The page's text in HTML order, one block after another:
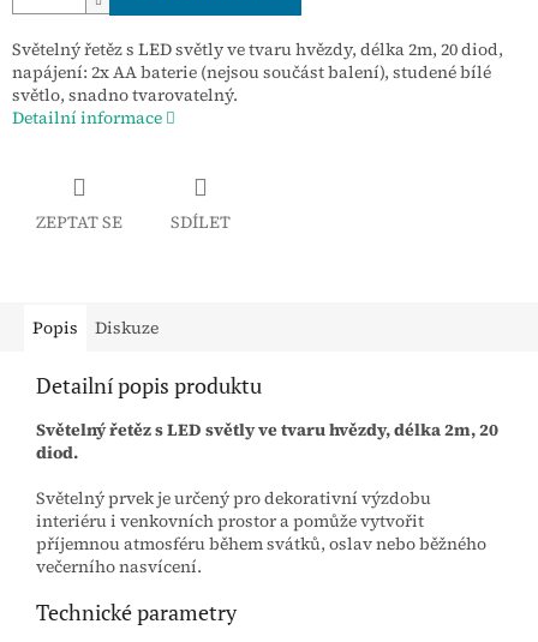
Světelný řetěz s LED světly ve tvaru hvězdy, délka 2m, 20 diod,
napájení: 2x AA baterie (nejsou součást balení), studené bílé
světlo, snadno tvarovatelný.
Detailní informace
ZEPTAT SE SDÍLET
Popis Diskuze
Detailní popis produktu
Světelný řetěz s LED světly ve tvaru hvězdy, délka 2m, 20
diod.
Světelný prvek je určený pro dekorativní výzdobu
interiéru i venkovních prostor a pomůže vytvořit
příjemnou atmosféru během svátků, oslav nebo běžného
večerního nasvícení.
Technické parametry